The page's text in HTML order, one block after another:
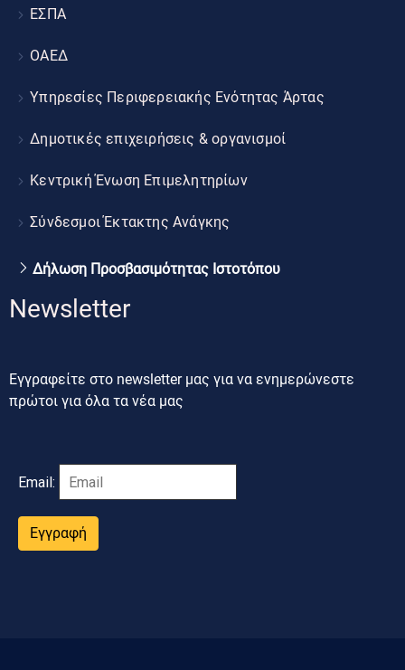
ΕΣΠΑ
ΟΑΕΔ
Υπηρεσίες Περιφερειακής Ενότητας Άρτας
Δημοτικές επιχειρήσεις & οργανισμοί
Κεντρική Ένωση Επιμελητηρίων
Σύνδεσμοι Έκτακτης Ανάγκης
Δήλωση Προσβασιμότητας Ιστοτόπου
Newsletter
Εγγραφείτε στο newsletter μας για να ενημερώνεστε
πρώτοι για όλα τα νέα μας
Email:
Εγγραφή